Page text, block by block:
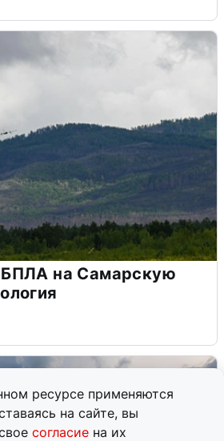
ресурсе применяются
на сайте, вы
согласие на их
БПЛА на Самарскую